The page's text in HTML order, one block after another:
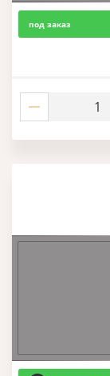
под заказ